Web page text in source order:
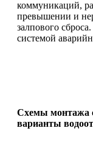
коммуникаций,
превышении и
залпового
системой
Схемы монтажа
варианты